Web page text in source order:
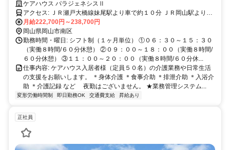
ケアハウス パラジェネシスⅡ
アクセス: ＪＲ瀬戸大橋線妹尾駅より車で約１０分 ＪＲ岡山駅より車
で３０分
月給222,700円～238,700円
岡山県岡山市南区
勤務時間・曜日: シフト制（１ヶ月単位） ①０６：３０～１５：３０
（実働８時間/６０分休憩） ②０９：００～１８：００（実働８時間/
６０分休憩） ③１１：００～２０：００（実働８時間/６０分休...
仕事内容: ケアハウス入居者様（定員５０名）の介護業務や日常生活
の支援をお願いします。 ＊身体介護 ＊食事介助 ＊排泄介助 ＊入浴介
助 ＊介護記録 など 夜勤はございません。 ★業務管理システム...
変形労働時間制 即日勤務OK 交通費支給 昇給あり
正社員